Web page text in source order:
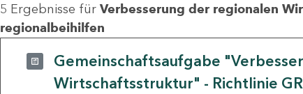
5 Ergebnisse für Verbesserung der regionalen
regionalbeihilfen
Gemeinschaftsaufgabe
Wirtschaftsstruktur" - Richtlinie